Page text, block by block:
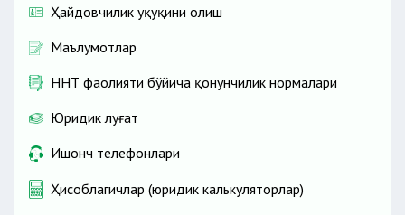
Ҳайдовчилик ҳуқуқини олиш
Маълумотлар
ННТ фаолияти бўйича қонунчилик нормалари
Юридик луғат
Ишонч телефонлари
Ҳисоблагичлар (юридик калькуляторлар)